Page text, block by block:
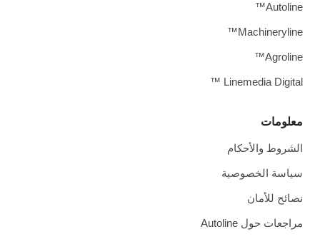
معلومات
الشروط والأحكام
سياسة الخصوصية
نصائح للأمان
مراجعات حول Autoline
Autoline™
Machineryline™
Agroline™
Linemedia Digital ™